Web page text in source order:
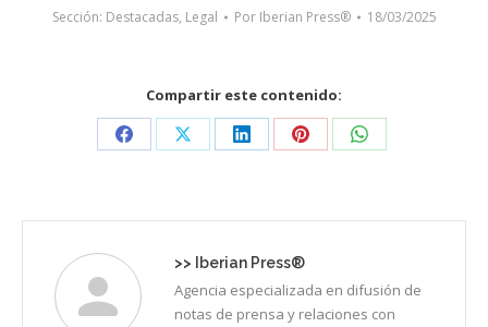
Sección: Destacadas, Legal Por Iberian Press® 18/03/2025
Compartir este contenido:
Share
Facebook
Share
X
Share
LinkedIn
Share
Pinterest
Share
WhatsApp
>> Iberian Press®
Agencia especializada en difusión de
notas de prensa y relaciones con